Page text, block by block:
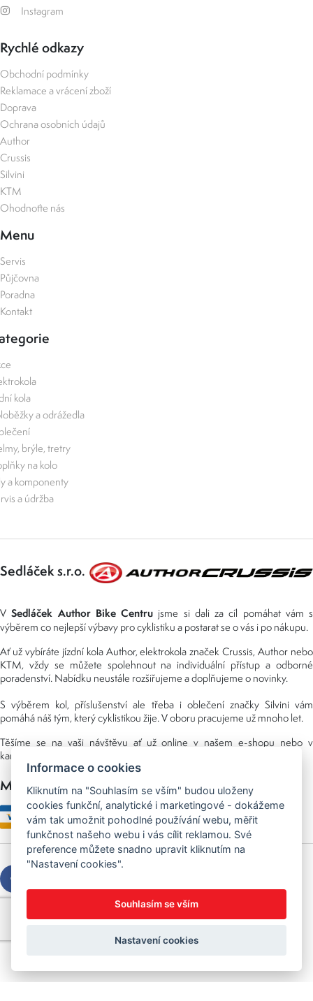
Instagram
Rychlé odkazy
Obchodní podmínky
Reklamace a vrácení zboží
Doprava
Ochrana osobních údajů
Author
Crussis
Silvini
KTM
Ohodnoťte nás
Menu
Servis
Půjčovna
Poradna
Kontakt
kola
a odrážedla
brýle, tretry
na kolo
a komponenty
a údržba
Sedláček s.r.o.
VSedláček Author Bike Centru jsme si dali za cíl pomáhat vám s
výběrem co nejlepší výbavy pro cyklistiku a postarat se o vás i po nákupu.
Ať už vybíráte jízdní kola Author, elektrokola značek Crussis, Author nebo
KTM, vždy se můžete spolehnout na individuální přístup a odborné
poradenství. Nabídku neustále rozšiřujeme a doplňujeme o novinky.
S výběrem kol, příslušenství ale třeba i oblečení značky Silvini vám
pomáhá náš tým, který cyklistikou žije. V oboru pracujeme už mnoho let.
Těšíme se na vaši návštěvu ať už online v našem e-shopu nebo v
kamenné prodejně, kterou najdete v NS (nákupní středisko) URAN.
Možnosti platby
Copyright © 2026 Sedláček s.r.o.
Created byOLC Webdesign
Informace o cookies
Kliknutím na "Souhlasím se vším" budou uloženy
cookies funkční, analytické i marketingové - dokážeme
vám tak umožnit pohodlné používání webu, měřit
funkčnost našeho webu i vás cílit reklamou. Své
preference můžete snadno upravit kliknutím na
"Nastavení cookies".
Souhlasím se vším
Nastavení cookies